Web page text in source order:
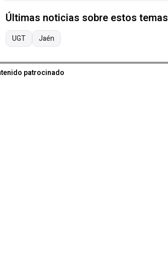
Últimas noticias sobre estos temas
UGT Jaén
patrocinado